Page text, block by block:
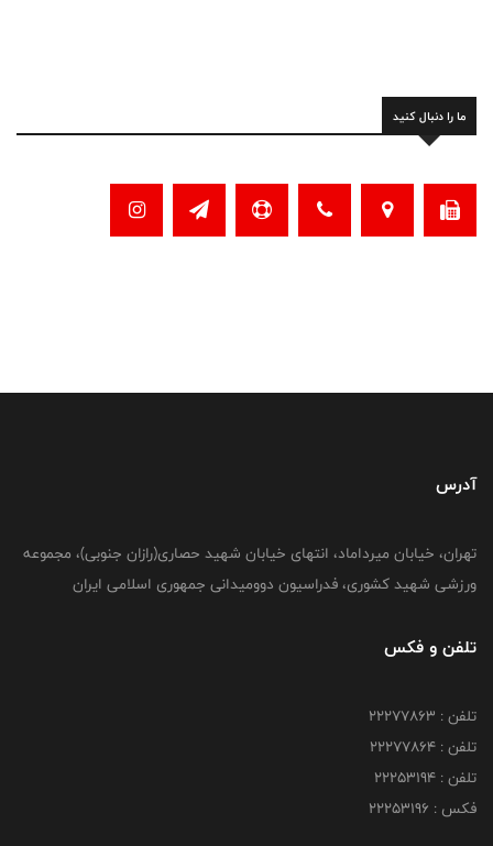
ما را دنبال کنید
آدرس
تهران، خیابان میرداماد، انتهای خیابان شهید حصاری(رازان جنوبی)، مجموعه
ورزشی شهید کشوری، فدراسیون دوومیدانی جمهوری اسلامی ایران
تلفن و فکس
تلفن : 22277863
تلفن : 22277864
تلفن : 22253194
فکس : 22253196